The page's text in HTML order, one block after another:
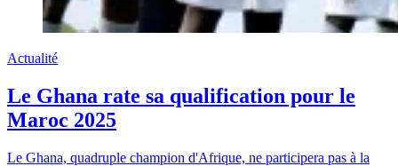
Actualité
Le Ghana rate sa qualification pour le
Maroc 2025
Le Ghana, quadruple champion d'Afrique, ne participera pas à la